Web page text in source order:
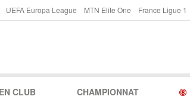
UEFA Europa League MTN Elite One France Ligue 1
CLUB CHAMPIONNAT